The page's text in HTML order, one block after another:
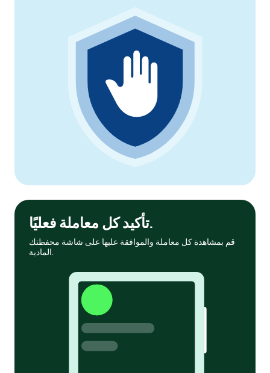
تأكيد كل معاملة فعليًا.
قم بمشاهدة كل معاملة والموافقة عليها على شاشة محفظتك